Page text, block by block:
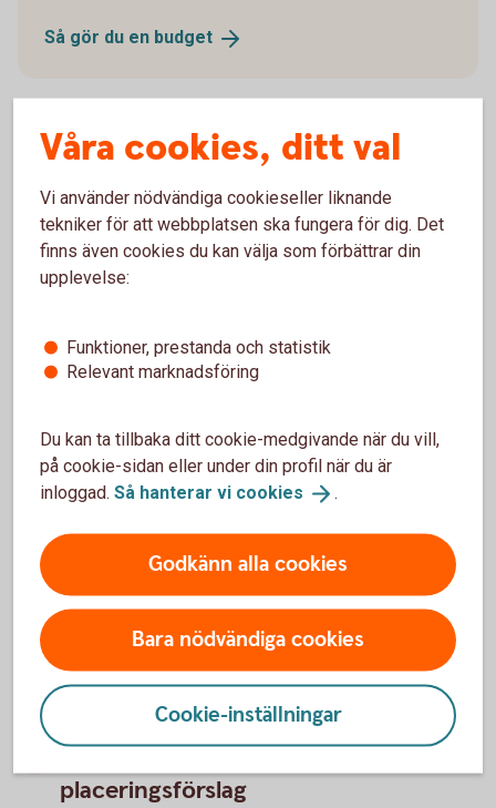
Så gör du en budget
Försäkra din ekonomi
Ekonomin kan svänga, det har vi sett de senaste
åren. Med en försäkring ökar du tryggheten för dig
och din familj.
Nödvändig och bra att ha-försäkringar
Prognos för ekonomin framöver
Hur kommer ekonomin att utvecklas
för Sverige och omvärlden?
Läs vår konjunkturrapport - Swedbank Economic
Outlook - där våra experter delar med sig av sina
prognoser.
Swedbank EconomicOutlook
Vår aktuella marknadssyn och
placeringsförslag
Våra cookies, ditt val
Vi använder nödvändiga cookieseller liknande
tekniker för att webbplatsen ska fungera för dig. Det
finns även cookies du kan välja som förbättrar din
upplevelse:
Funktioner, prestanda och statistik
Relevant marknadsföring
Du kan ta tillbaka ditt cookie-medgivande när du vill,
på cookie-sidan eller under din profil när du är
inloggad. Så hanterar vi cookies .
Godkänn alla cookies
Bara nödvändiga cookies
Cookie-inställningar